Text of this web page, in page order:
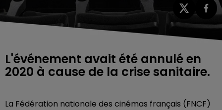
L'événement avait été annulé en
2020 à cause de la crise sanitaire.
La Fédération nationale des cinémas français (FNCF)